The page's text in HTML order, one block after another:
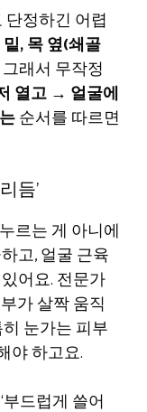
단정하긴 어렵
, 목 옆(쇄골
래서 무작정
열고 → 얼굴에
순서를 따르면
듬’
르는 게 아니에
고, 얼굴 근육
어요. 전문가
가 살짝 움직
눈가는 피부
야 하고요.
부드럽게 쓸어